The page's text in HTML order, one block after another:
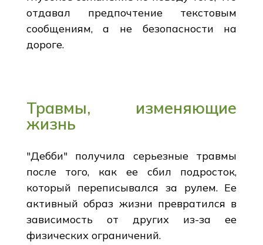
отдавал предпочтение текстовым
сообщениям, а не безопасности на
дороге.
Травмы, изменяющие
жизнь
"Дебби" получила серьезные травмы
после того, как ее сбил подросток,
который переписывался за рулем. Ее
активный образ жизни превратился в
зависимость от других из-за ее
физических ограничений.